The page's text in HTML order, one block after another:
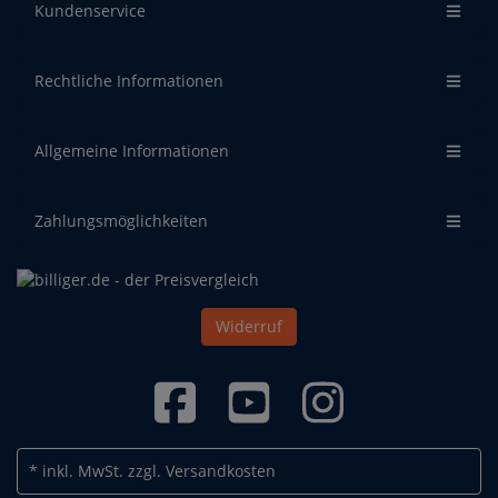
Kundenservice
Rechtliche Informationen
Allgemeine Informationen
Zahlungsmöglichkeiten
Widerruf
* inkl. MwSt. zzgl. Versandkosten